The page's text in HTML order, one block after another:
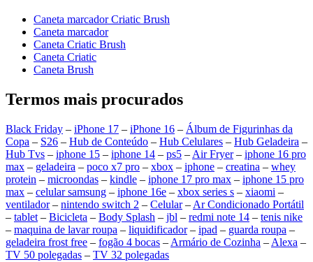
Caneta marcador Criatic Brush
Caneta marcador
Caneta Criatic Brush
Caneta Criatic
Caneta Brush
Termos mais procurados
Black Friday – iPhone 17 – iPhone 16 – Álbum de Figurinhas da
Copa – S26 – Hub de Conteúdo – Hub Celulares – Hub Geladeira –
Hub Tvs – iphone 15 – iphone 14 – ps5 – Air Fryer– iphone 16 pro
max – geladeira – poco x7 pro – xbox – iphone – creatina – whey
protein – microondas – kindle – iphone 17 pro max – iphone 15 pro
max – celular samsung – iphone 16e – xbox series s – xiaomi –
ventilador– nintendo switch 2 – Celular– Ar Condicionado Portátil
– tablet – Bicicleta – Body Splash – jbl – redmi note 14 – tenis nike
– maquina de lavar roupa – liquidificador– ipad – guarda roupa –
geladeira frost free – fogão 4 bocas – Armário de Cozinha – Alexa –
TV 50 polegadas – TV 32 polegadas